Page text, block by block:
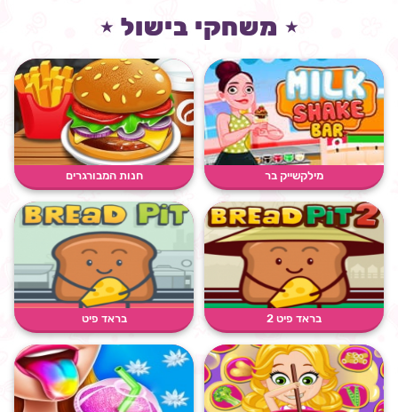
⋆ משחקי בישול ⋆
מילקשייק בר חנות המבורגרים
בראד פיט 2 בראד פיט